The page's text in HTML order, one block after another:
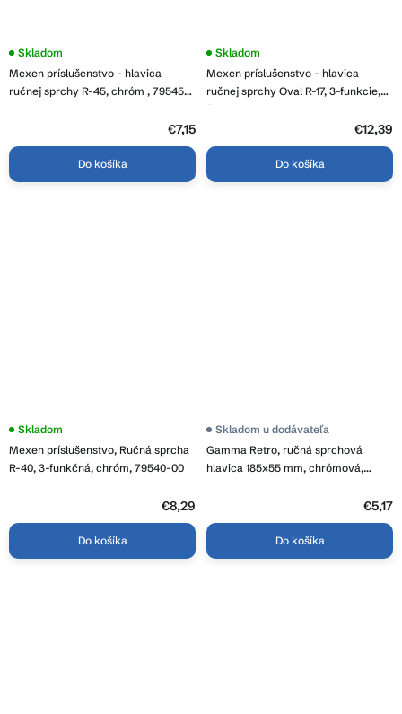
Mexen príslušenstvo - hlavica
ručnej sprchy R-45, chróm , 79545-
Skladom
€7,15
Do košíka
Mexen príslušenstvo - hlavica
ručnej sprchy Oval R-17, 3-funkcie,
čierna, 79517-70
Skladom
€12,39
Do košíka
Mexen príslušenstvo, Ručná sprcha
R-40, 3-funkčná, chróm, 79540-00
Skladom
€8,29
Do košíka
Gamma Retro, ručná sprchová
hlavica 185x55 mm, chrómová,
Skladom u dodávateľa
€5,17
Do košíka